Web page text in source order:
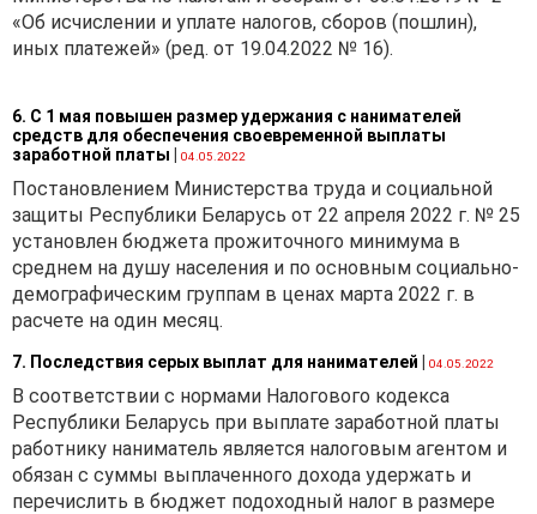
«Об исчислении и уплате налогов, сборов (пошлин),
иных платежей» (ред. от 19.04.2022 № 16).
6. С 1 мая повышен размер удержания с нанимателей
средств для обеспечения своевременной выплаты
заработной платы | 04.05.2022
Постановлением Министерства труда и социальной
защиты Республики Беларусь от 22 апреля 2022 г. № 25
установлен бюджета прожиточного минимума в
среднем на душу населения и по основным социально-
демографическим группам в ценах марта 2022 г. в
расчете на один месяц.
7. Последствия серых выплат для нанимателей | 04.05.2022
В соответствии с нормами Налогового кодекса
Республики Беларусь при выплате заработной платы
работнику наниматель является налоговым агентом и
обязан с суммы выплаченного дохода удержать и
перечислить в бюджет подоходный налог в размере